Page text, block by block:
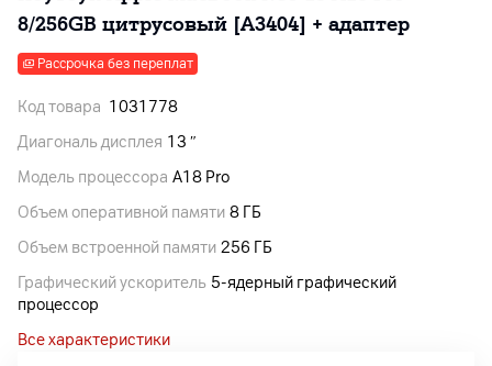
8/256GB цитрусовый [A3404] + адаптер
Рассрочка без переплат
Код товара 1031778
Диагональ дисплея 13 ″
Модель процессора A18 Pro
Объем оперативной памяти 8 ГБ
Объем встроенной памяти 256 ГБ
Графический ускоритель 5‑ядерный графический
процессор
Все характеристики